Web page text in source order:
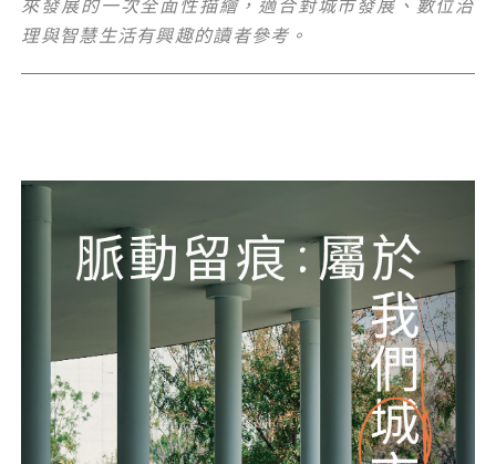
來發展的一次全面性描繪，適合對城市發展、數位治
理與智慧生活有興趣的讀者參考。